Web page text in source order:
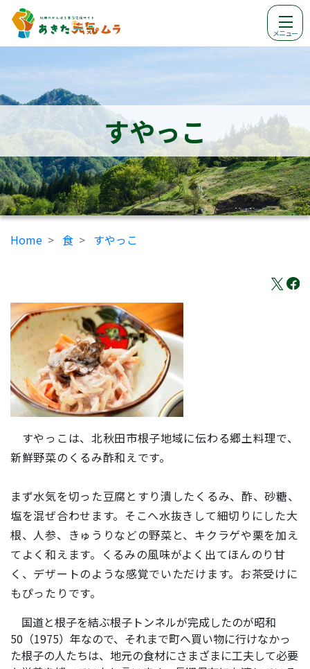
メニュー
すやっこ
Home 食 すやっこ
すやっこは、北秋田市根子地域に伝わる郷土料理で、
新鮮野菜のくるみ酢和えです。
まず水気を切った豆腐とすり潰したくるみ、酢、砂糖、
塩を混ぜ合わせます。そこへ水抜きして細切りにした大
根、人参、きゅうりなどの野菜と、キクラゲや栗を加え
てよく和えます。くるみの風味がよく出てほんのり甘
く、デザートのような感覚でいただけます。お茶受けに
もぴったりです。
国道と根子を結ぶ根子トンネルが完成したのが昭和
50（1975）年なので、それまで町へ買い物に行けなかっ
た根子の人たちは、地元の食材にさまざまに工夫して必要